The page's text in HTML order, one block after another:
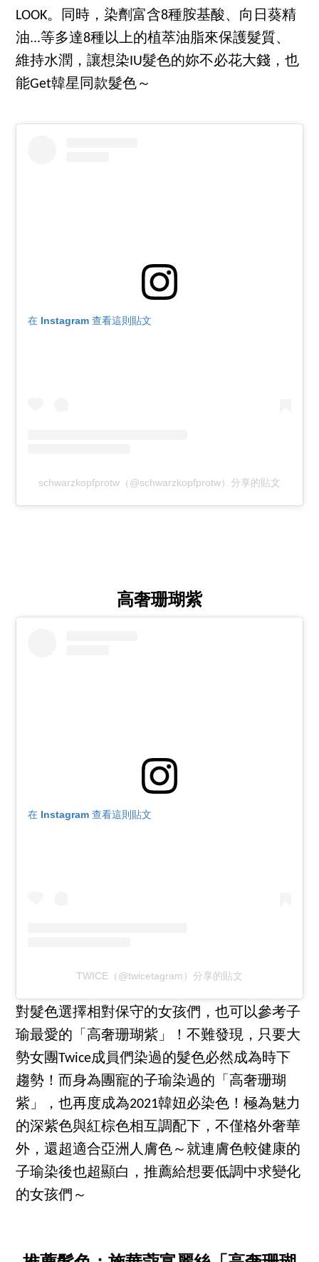
LOOK。同時，染劑富含8種胺基酸、向日葵精
油...等多達8種以上的植萃油脂來保護髮質、
維持水潤，讓想染IU髮色的妳不必花大錢，也
能Get韓星同款髮色～
在 Instagram 查看這則貼文
schwarzkopfprotw（@schwarzkopfprotw）分享的貼文
高奢珊瑚紫
在 Instagram 查看這則貼文
TWICE（@twicetagram）分享的貼文
對髮色選擇相對保守的女孩們，也可以參考子
瑜最愛的「高奢珊瑚紫」！不難發現，只要大
勢女團Twice成員們染過的髮色必然成為時下
趨勢！而身為團寵的子瑜染過的「高奢珊瑚
紫」，也再度成為2021韓妞必染色！極為魅力
的深紫色與紅棕色相互調配下，不僅格外奢華
外，還超適合亞洲人膚色～就連膚色較健康的
子瑜染後也超顯白，推薦給想要低調中求變化
的女孩們～